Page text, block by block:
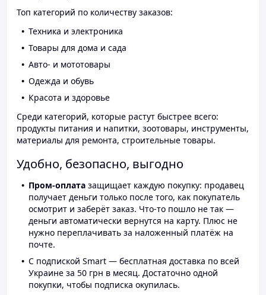
Топ категорий по количеству заказов:
Техника и электроника
Товары для дома и сада
Авто- и мототовары
Одежда и обувь
Красота и здоровье
Среди категорий, которые растут быстрее всего:
продукты питания и напитки, зоотовары, инструменты,
материалы для ремонта, строительные товары.
Удобно, безопасно, выгодно
Пром-оплата защищает каждую покупку: продавец
получает деньги только после того, как покупатель
осмотрит и заберёт заказ. Что-то пошло не так —
деньги автоматически вернутся на карту. Плюс не
нужно переплачивать за наложенный платёж на
почте.
С подпиской Smart — бесплатная доставка по всей
Украине за 50 грн в месяц. Достаточно одной
покупки, чтобы подписка окупилась.